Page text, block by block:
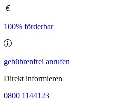
100% förderbar
gebührenfrei anrufen
Direkt informieren
0800 1144123